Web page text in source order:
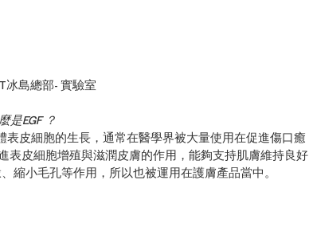
冰島總部- 實驗室
是EGF ？
表皮細胞的生長，通常在醫學界被大量使用在促進傷口癒
表皮細胞增殖與滋潤皮膚的作用，能夠支持肌膚維持良好
縮小毛孔等作用，所以也被運用在護膚產品當中。